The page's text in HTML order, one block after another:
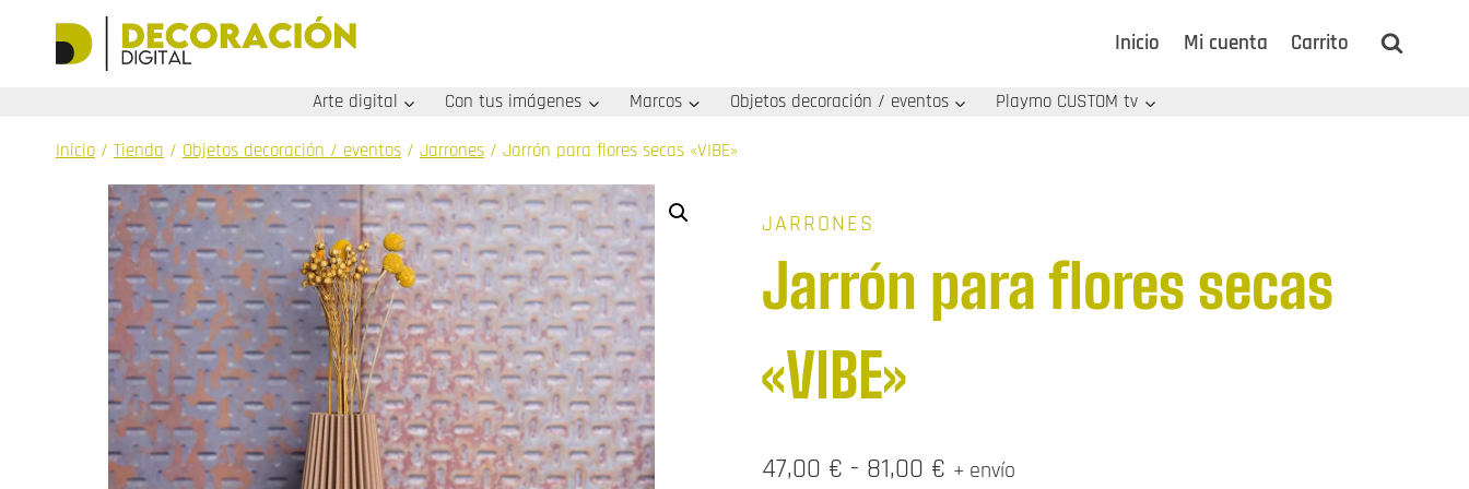
Inicio Mi cuenta Carrito
Arte digital Con tus imágenes Marcos Objetos decoración / eventos Playmo CUSTOM tv
Inicio / Tienda / Objetos decoración / eventos / Jarrones / Jarrón para flores secas «VIBE»
JARRONES
Jarrón para flores secas
«VIBE»
47,00 € - 81,00 €Rango
+ envío